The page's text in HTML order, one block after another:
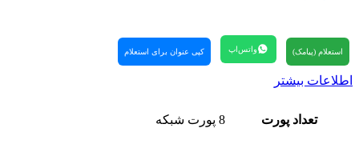
استعلام (پیامک) واتس‌اپ کپی عنوان برای استعلام
اطلاعات بیشتر
تعداد پورت 8 پورت شبکه